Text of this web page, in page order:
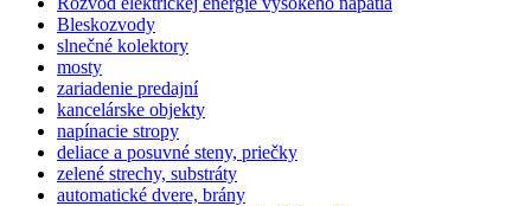
Bleskozvody
slnečné kolektory
mosty
zariadenie predajní
kancelárske objekty
napínacie stropy
deliace a posuvné steny, priečky
zelené strechy, substráty
automatické dvere, brány